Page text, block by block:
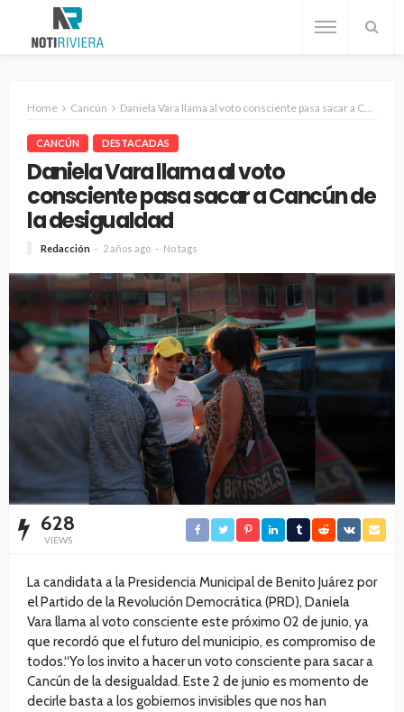
Home Cancún Daniela Vara llama al voto consciente pasa sacar a Cancún de la desigualdad
CANCÚN DESTACADAS
Daniela Vara llama al voto
consciente pasa sacar a Cancún de
la desigualdad
Redacción 2 años ago No tags
628
VIEWS
La candidata a la Presidencia Municipal de Benito Juárez por
el Partido de la Revolución Democrática (PRD), Daniela
Vara llama al voto consciente este próximo 02 de junio, ya
que recordó que el futuro del municipio, es compromiso de
todos.“Yo los invito a hacer un voto consciente para sacar a
Cancún de la desigualdad. Este 2 de junio es momento de
decirle basta a los gobiernos invisibles que nos han